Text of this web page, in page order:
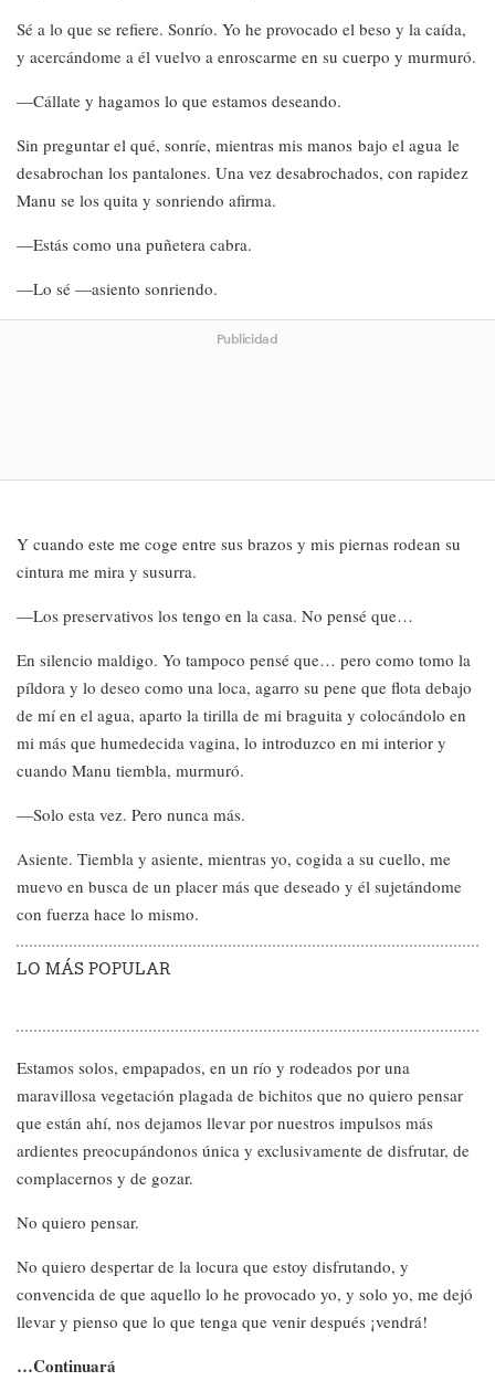
Sé a lo que se refiere. Sonrío. Yo he provocado el beso y la caída,
y acercándome a él vuelvo a enroscarme en su cuerpo y murmuró.
—Cállate y hagamos lo que estamos deseando.
Sin preguntar el qué, sonríe, mientras mis manos bajo el agua le
desabrochan los pantalones. Una vez desabrochados, con rapidez
Manu se los quita y sonriendo afirma.
—Estás como una puñetera cabra.
—Lo sé —asiento sonriendo.
Publicidad
Y cuando este me coge entre sus brazos y mis piernas rodean su
cintura me mira y susurra.
—Los preservativos los tengo en la casa. No pensé que…
En silencio maldigo. Yo tampoco pensé que… pero como tomo la
píldora y lo deseo como una loca, agarro su pene que flota debajo
de mí en el agua, aparto la tirilla de mi braguita y colocándolo en
mi más que humedecida vagina, lo introduzco en mi interior y
cuando Manu tiembla, murmuró.
—Solo esta vez. Pero nunca más.
Asiente. Tiembla y asiente, mientras yo, cogida a su cuello, me
muevo en busca de un placer más que deseado y él sujetándome
con fuerza hace lo mismo.
LO MÁS POPULAR
Estamos solos, empapados, en un río y rodeados por una
maravillosa vegetación plagada de bichitos que no quiero pensar
que están ahí, nos dejamos llevar por nuestros impulsos más
ardientes preocupándonos única y exclusivamente de disfrutar, de
complacernos y de gozar.
No quiero pensar.
No quiero despertar de la locura que estoy disfrutando, y
convencida de que aquello lo he provocado yo, y solo yo, me dejó
llevar y pienso que lo que tenga que venir después ¡vendrá!
…Continuará